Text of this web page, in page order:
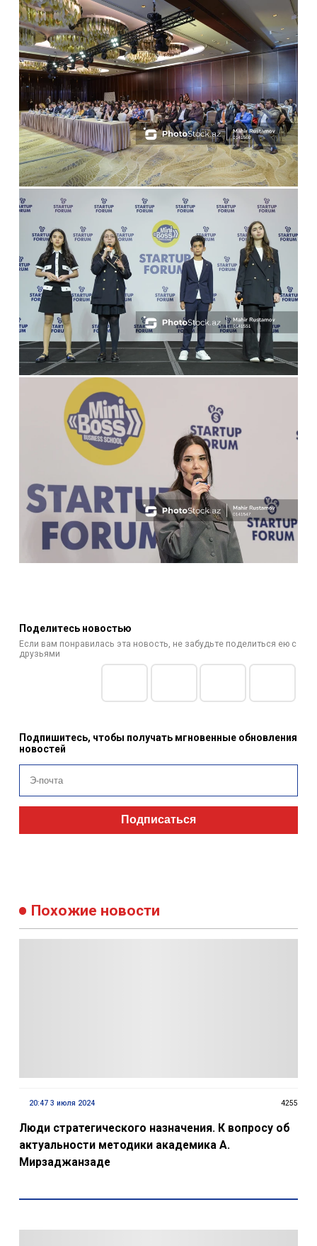
Поделитесь новостью
Если вам понравилась эта новость, не забудьте поделиться ею с
друзьями
Подпишитесь, чтобы получать мгновенные обновления
новостей
Подписаться
Похожие новости
20:47 3 июля 2024 4255
Люди стратегического назначения. К вопросу об
актуальности методики академика А.
Мирзаджанзаде